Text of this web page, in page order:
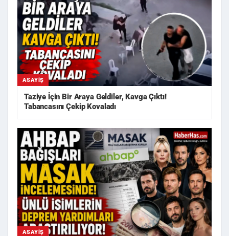
ASAYIŞ
Taziye İçin Bir Araya Geldiler, Kavga Çıktı!
Tabancasını Çekip Kovaladı
ASAYIŞ